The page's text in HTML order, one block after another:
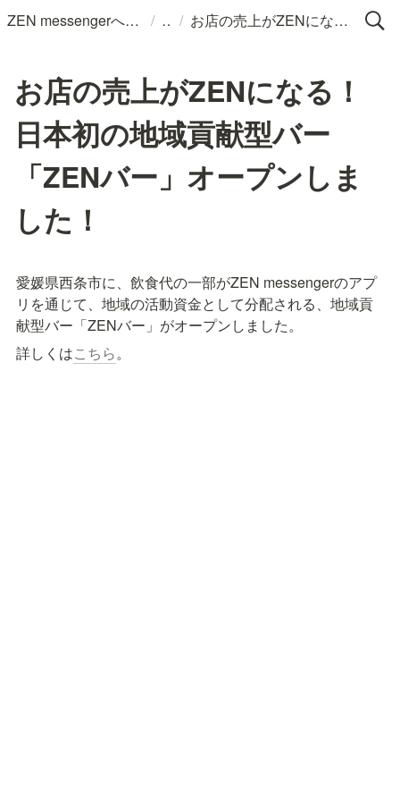
ZEN messengerへようこそ / / お店の売上がZENになる！日本初の地域貢献型バー「ZENバー」オープンしました！
お店の売上がZENになる！
日本初の地域貢献型バー
「ZENバー」オープンしま
した！
愛媛県西条市に、飲食代の一部がZEN messengerのアプ
リを通じて、地域の活動資金として分配される、地域貢
献型バー「ZENバー」がオープンしました。
詳しくはこちら。